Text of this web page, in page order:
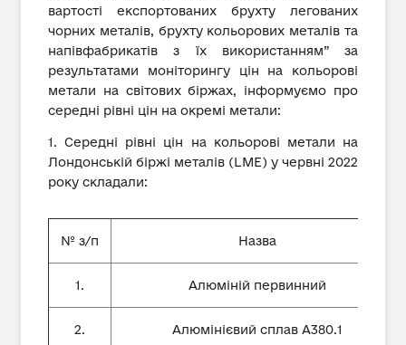
вартості експортованих брухту легованих
чорних металів, брухту кольорових металів та
напівфабрикатів з їх використанням” за
результатами моніторингу цін на кольорові
метали на світових біржах, інформуємо про
середні рівні цін на окремі метали:
1. Середні рівні цін на кольорові метали на
Лондонській біржі металів (LME) у червні 2022
року складали:
№ з/п Назва
1. Алюміній первинний
2. Алюмінієвий сплав А380.1